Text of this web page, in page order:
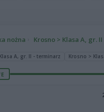
nożna Krosno > Klasa A, gr. II
A, gr. II - terminarz Krosno >